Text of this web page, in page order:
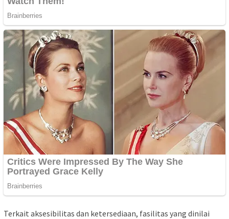
Terkait aksesibilitas dan ketersediaan, fasilitas yang dinilai